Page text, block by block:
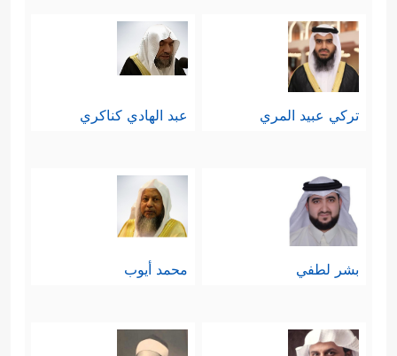
تركي عبيد المري عبد الهادي كناكري
بشر لطفي محمد أيوب